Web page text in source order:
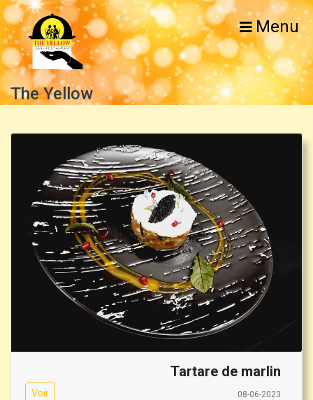
Menu
The Yellow
Tartare de marlin
Voir 08-06-2023